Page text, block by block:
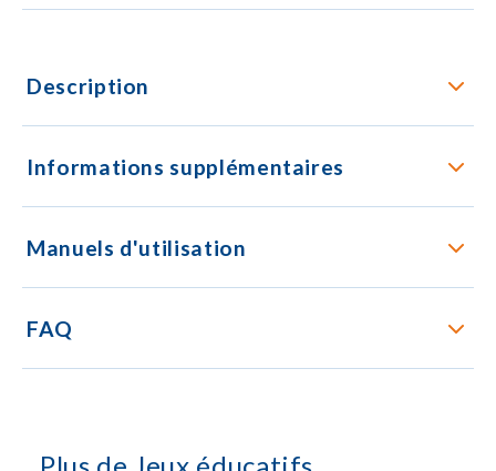
Description
Informations supplémentaires
Manuels d'utilisation
FAQ